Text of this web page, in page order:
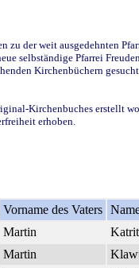
der weit ausgedehnten
selbständige Pfarrei
Kirchenbüchern
Kirchenbuches erstellt
erhoben.
Vorname des Vaters
Martin
Martin